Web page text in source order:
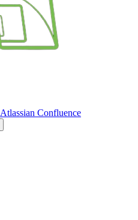
Atlassian Confluence